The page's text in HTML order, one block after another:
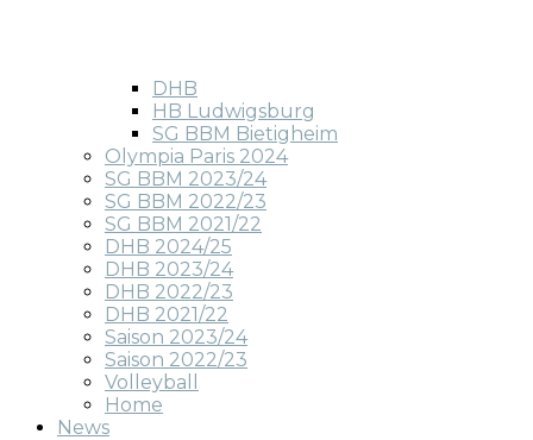
DHB
HB Ludwigsburg
SG BBM Bietigheim
Olympia Paris 2024
SG BBM 2023/24
SG BBM 2022/23
SG BBM 2021/22
DHB 2024/25
DHB 2023/24
DHB 2022/23
DHB 2021/22
Saison 2023/24
Saison 2022/23
Volleyball
Home
News